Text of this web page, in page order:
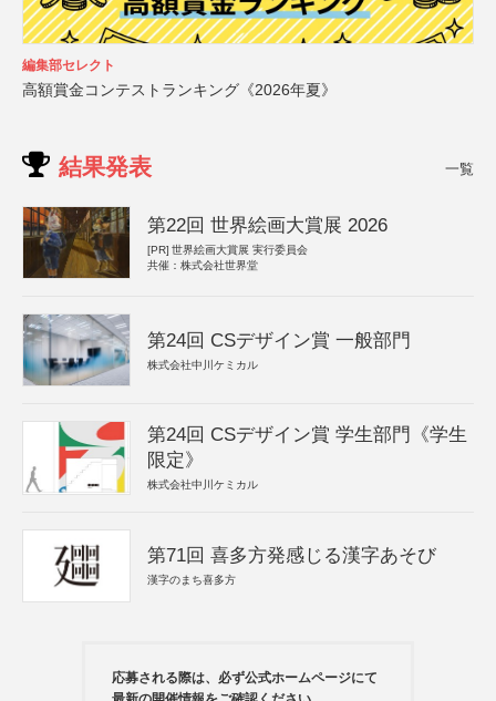
編集部セレクト
高額賞金コンテストランキング《2026年夏》
結果発表 一覧
第22回 世界絵画大賞展 2026
[PR] 世界絵画大賞展 実行委員会
共催：株式会社世界堂
第24回 CSデザイン賞 一般部門
株式会社中川ケミカル
第24回 CSデザイン賞 学生部門《学生
限定》
株式会社中川ケミカル
第71回 喜多方発感じる漢字あそび
漢字のまち喜多方
応募される際は、必ず公式ホームページにて
最新の開催情報をご確認ください。